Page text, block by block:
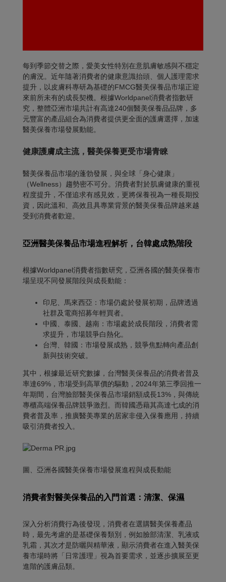
每到季節交替之際，愛美女性特別在意肌膚敏感與不穩定
的膚況。近年隨著消費者的健康意識抬頭、個人護理需求
提升，以皮膚科專研為基礎的FMCG醫美保養品市場正迎
來前所未有的成長契機。根據Worldpanel消費者指數研
究，整體亞洲市場共計有高達240個醫美保養品品牌，多
元豐富的產品組合為消費者提供更全面的護膚選擇，加速
醫美保養市場發展動能。
健康護膚成主流，醫美保養更受市場青睞
醫美保養品市場的蓬勃發展，與全球「身心健康」
（Wellness）趨勢密不可分。消費者對於肌膚健康的重視
程度提升，不僅追求有感見效，更將保養視為一種長期投
資，因此溫和、高效且具專業背景的醫美保養品牌越來越
受到消費者歡迎。
亞洲醫美保養品市場進程解析，台韓處成熟階段
根據Worldpanel消費者指數研究，亞洲各國的醫美保養市
場呈現不同發展階段與成長動能：
印尼、馬來西亞：市場仍處於發展初期，品牌透過
社群及電商招募年輕買者。
中國、泰國、越南：市場處於成長階段，消費者需
求提升，市場競爭白熱化。
台灣、韓國：市場發展成熟，競爭焦點轉向產品創
新與技術突破。
其中，根據最近研究數據，台灣醫美保養品的消費者普及
率達69%，市場受到高單價的驅動，2024年第三季回推一
年期間，台灣臉部醫美保養品市場銷額成長13%，與傳統
專櫃高端保養品牌競爭激烈。而韓國憑藉其高達七成的消
費者普及率，推廣醫美專業的居家非侵入保養應用，持續
吸引消費者投入。
圖、亞洲各國醫美保養市場發展進程與成長動能
消費者對醫美保養品的入門首選：清潔、保濕
深入分析消費行為後發現，消費者在選購醫美保養產品
時，最先考慮的是基礎保養類別，例如臉部清潔、乳液或
乳霜，其次才是防曬與精華液，顯示消費者在進入醫美保
養市場時將「日常護理」視為首要需求，並逐步擴展至更
進階的護膚品類。